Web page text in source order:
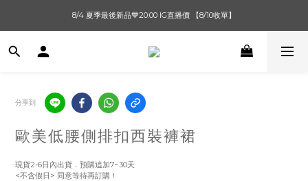
單筆滿$1000【先付款】 / 滿$2000【超取付款】 🚚免運費
8/4 夏季最後新品💙20:00 IG直播價 【8/10收單】
單筆滿$1000【先付款】 / 滿$2000【超取付款】 🚚免運費
分享到
歐美低腰側排扣西裝褲裙
現貨2-6日內出貨．預購追加7~30天
<不含假日> 同意等待再訂購！